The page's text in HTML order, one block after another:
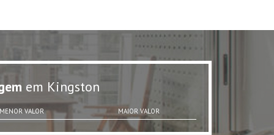
em Kingston
VALOR MAIOR VALOR